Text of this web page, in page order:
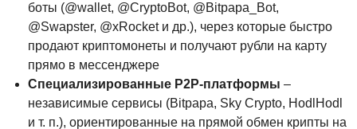
боты (@wallet, @CryptoBot, @Bitpapa_Bot,
@Swapster, @xRocket и др.), через которые быстро
продают криптомонеты и получают рубли на карту
прямо в мессенджере
Специализированные P2P‑платформы –
независимые сервисы (Bitpapa, Sky Crypto, HodlHodl
и т. п.), ориентированные на прямой обмен крипты на